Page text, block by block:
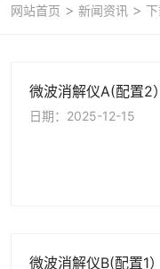
网站首页 > 新闻资讯 >
微波消解仪A(配置
日期：2025-12-15
微波消解仪B(配置1